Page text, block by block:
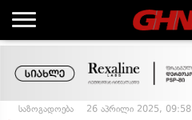
საზოგადოება 26 აპრილი 2025, 09:58